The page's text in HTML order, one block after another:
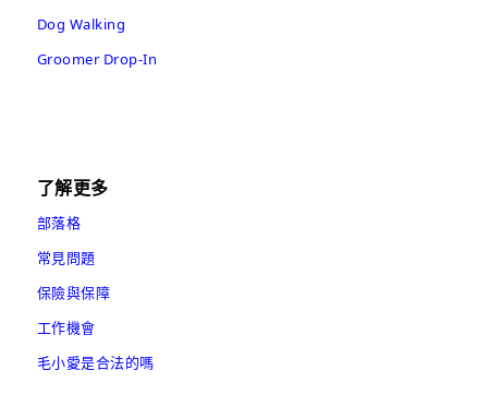
Dog Walking
Groomer Drop-In
了解更多
部落格
常見問題
保險與保障
工作機會
毛小愛是合法的嗎